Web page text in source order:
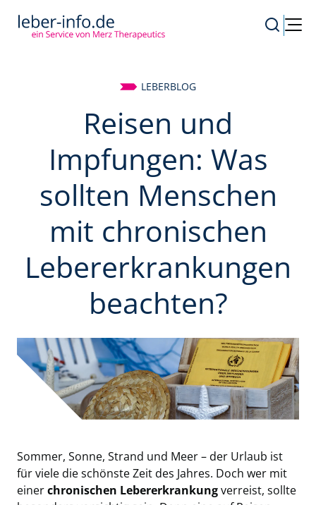
LEBERBLOG
Reisen und
Impfungen: Was
sollten Menschen
mit chronischen
Lebererkrankungen
beachten?
Sommer, Sonne, Strand und Meer – der Urlaub ist
für viele die schönste Zeit des Jahres. Doch wer mit
einerchronischen Lebererkrankungverreist, sollte